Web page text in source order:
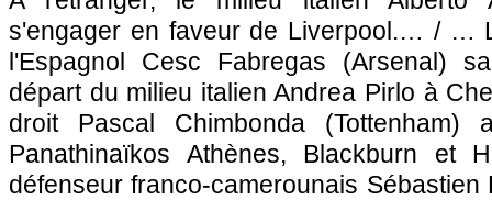
s'engager en faveur de Liverpool.… / …
l'Espagnol Cesc Fabregas (Arsenal)
départ du milieu italien Andrea Pirlo à
droit Pascal Chimbonda
Panathinaïkos Athènes, Blackburn
défenseur franco-camerounais Sébastien